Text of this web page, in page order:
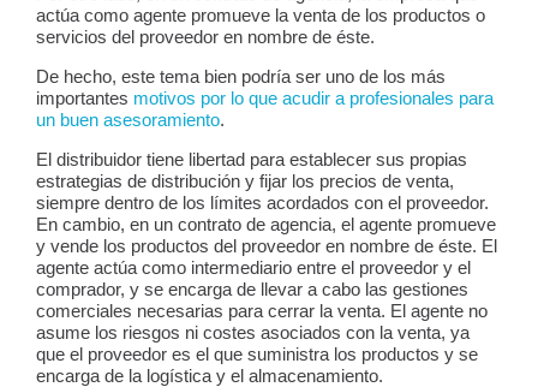
actúa como agente promueve la venta de los productos o
servicios del proveedor en nombre de éste.
De hecho, este tema bien podría ser uno de los más
importantes motivos por lo que acudir a profesionales para
un buen asesoramiento.
El distribuidor tiene libertad para establecer sus propias
estrategias de distribución y fijar los precios de venta,
siempre dentro de los límites acordados con el proveedor.
En cambio, en un contrato de agencia, el agente promueve
y vende los productos del proveedor en nombre de éste. El
agente actúa como intermediario entre el proveedor y el
comprador, y se encarga de llevar a cabo las gestiones
comerciales necesarias para cerrar la venta. El agente no
asume los riesgos ni costes asociados con la venta, ya
que el proveedor es el que suministra los productos y se
encarga de la logística y el almacenamiento.